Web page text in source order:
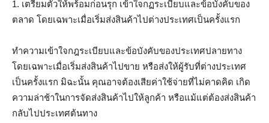
1. เตรียมตัวให้พร้อมก่อนรุก เข้าใจกฏระเบียบและข้อบังคับของ
ตลาด โดยเฉพาะเมื่อเริ่มส่งสินค้าไปต่างประเทศเป็นครั้งแรก
ทำความเข้าใจกฎระเบียบและข้อบังคับของประเทศปลายทาง
โดยเฉพาะเมื่อเริ่มส่งสินค้าไปขาย หรือส่งให้ผู้รับที่ต่างประเทศ
เป็นครั้งแรก มิฉะนั้น คุณอาจต้องเสียค่าใช้จ่ายที่ไม่คาดคิด เกิด
ความล่าช้าในการจัดส่งสินค้าไปให้ลูกค้า หรือแม้แต่ต้องส่งสินค้า
กลับไปประเทศต้นทาง